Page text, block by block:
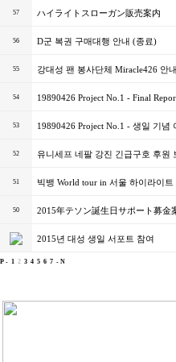
57 ハイライトスローガン販売案内
56 D군 복권 구매대행 안내 (종료)
55 강대성 팬 봉사단체 Miracle426 안내
54 19890426 Project No.1 - Final
53 19890426 Project No.1 - 생일 기
52 유니세프 네팔 강진 긴급구호 후원
51 빅뱅 World tour in 서울 하이라이
50 2015年テソン誕生日サポート募金
2015년 대성 생일 서포트 참여
P - 1 2 3 4 5 6 7 - N